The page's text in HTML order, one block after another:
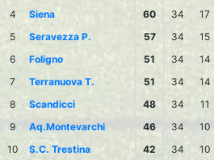
4
Siena 60 34 17
5
Seravezza P. 57 34 15
6
Foligno 51 34 14
7
Terranuova T. 51 34 14
8
Scandicci 48 34 11
9
Aq.Montevarchi 46 34 10
10
S.C. Trestina 42 34 10